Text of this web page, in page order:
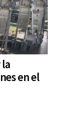
en el